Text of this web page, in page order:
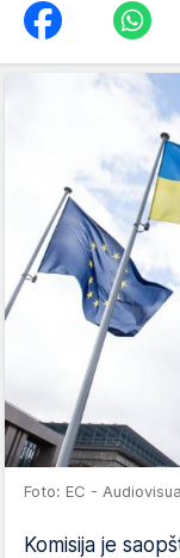
Foto: EC -
Komisija je